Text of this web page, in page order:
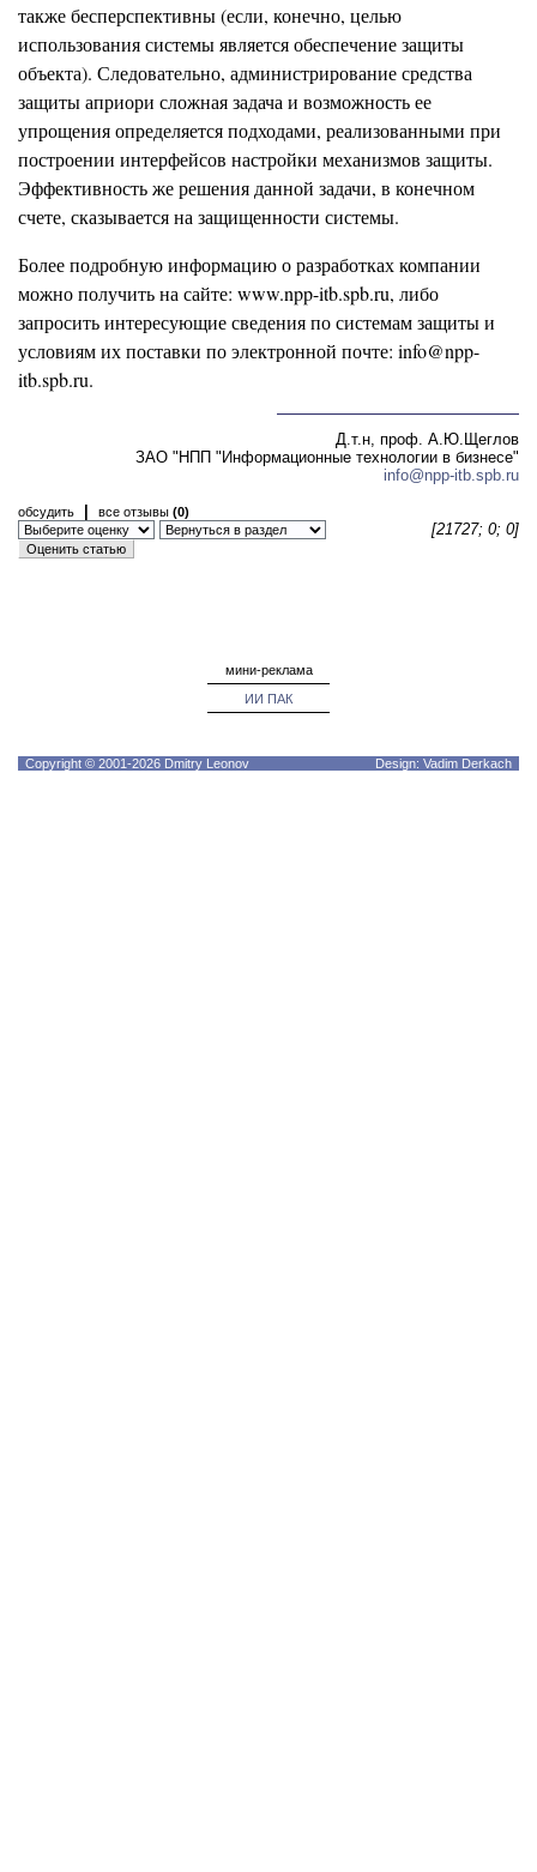
также бесперспективны (если, конечно, целью
использования системы является обеспечение защиты
объекта). Следовательно, администрирование средства
защиты априори сложная задача и возможность ее
упрощения определяется подходами, реализованными при
построении интерфейсов настройки механизмов защиты.
Эффективность же решения данной задачи, в конечном
счете, сказывается на защищенности системы.
Более подробную информацию о разработках компании
можно получить на сайте: www.npp-itb.spb.ru, либо
запросить интересующие сведения по системам защиты и
условиям их поставки по электронной почте: info@npp-
itb.spb.ru.
Д.т.н, проф. А.Ю.Щеглов
ЗАО "НПП "Информационные технологии в бизнесе"
info@npp-itb.spb.ru
обсудить все отзывы (0)
[21727; 0; 0]
мини-реклама
ИИ ПАК
Copyright © 2001-2026 Dmitry Leonov Design: Vadim Derkach